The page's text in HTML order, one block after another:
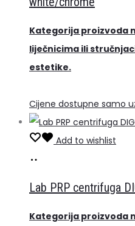
Kategorija proizvoda
liječnicima ili
estetike.
Cijene dostupne samo
Add to wishlist
Lab PRP centrifuga
Kategorija proizvoda